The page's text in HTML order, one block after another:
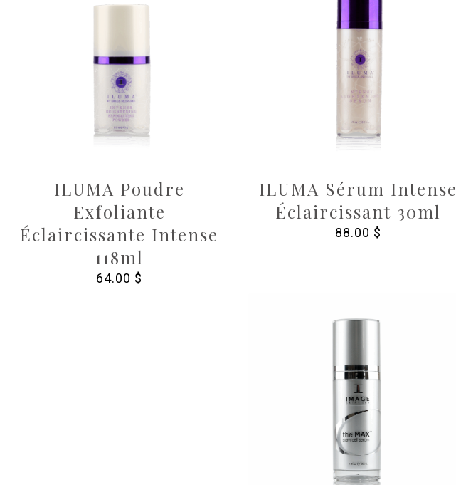
ILUMA Poudre
Exfoliante
Éclaircissante Intense
118ml
64.00 $
ILUMA Sérum Intense
Éclaircissant 30ml
88.00 $